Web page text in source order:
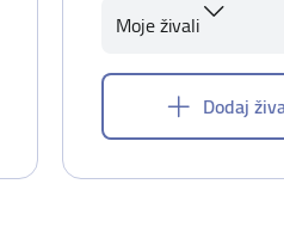
Moje živali
Dodaj